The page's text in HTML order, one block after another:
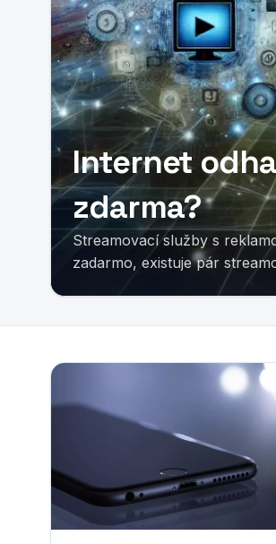
Internet
zdarma?
Streamovací služby s
zadarmo, existuje pár